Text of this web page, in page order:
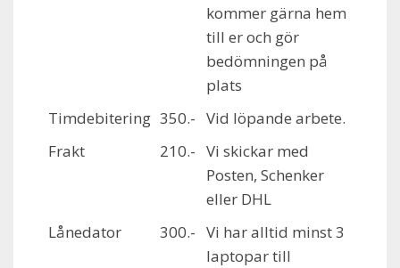
kommer gärna hem
till er och gör
bedömningen på
plats
Timdebitering 350.- Vid löpande arbete.
Frakt
210.- Vi skickar med
Posten, Schenker
eller DHL
Lånedator
300.- Vi har alltid minst 3
laptopar till